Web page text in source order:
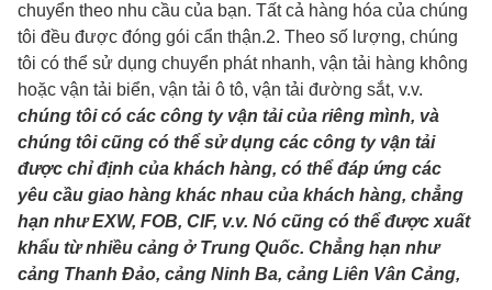
chuyển theo nhu cầu của bạn. Tất cả hàng hóa của chúng
tôi đều được đóng gói cẩn thận.2. Theo số lượng, chúng
tôi có thể sử dụng chuyển phát nhanh, vận tải hàng không
hoặc vận tải biển, vận tải ô tô, vận tải đường sắt, v.v.
chúng tôi có các công ty vận tải của riêng mình, và
chúng tôi cũng có thể sử dụng các công ty vận tải
được chỉ định của khách hàng, có thể đáp ứng các
yêu cầu giao hàng khác nhau của khách hàng, chẳng
hạn như EXW, FOB, CIF, v.v. Nó cũng có thể được xuất
khẩu từ nhiều cảng ở Trung Quốc. Chẳng hạn như
cảng Thanh Đảo, cảng Ninh Ba, cảng Liên Vân Cảng,